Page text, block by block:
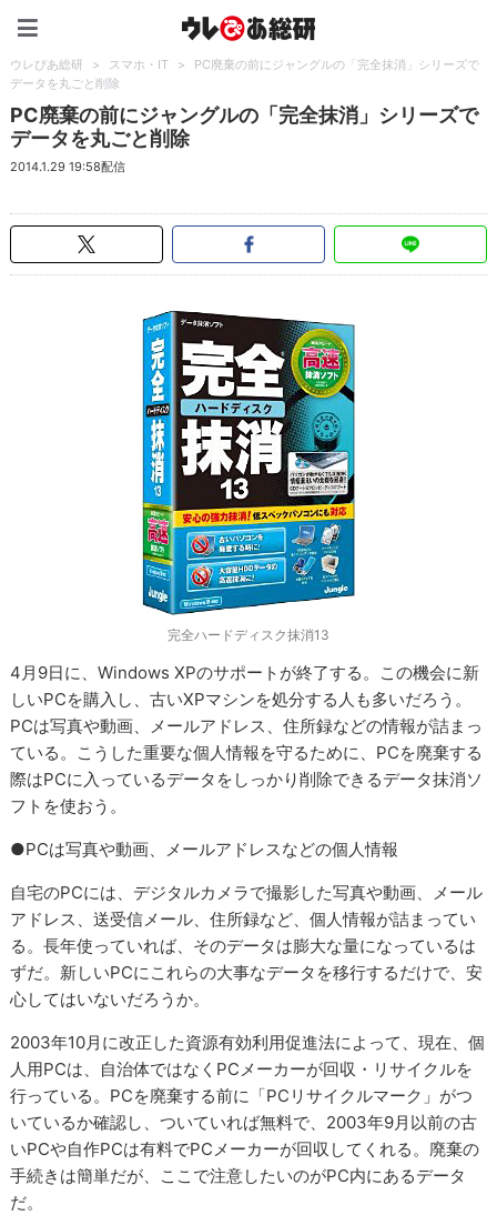
ウレぴあ総研 > スマホ・IT >
PC廃棄の前にジャングルの「完全抹消」シリーズで
データを丸ごと削除
PC廃棄の前にジャングルの「完全抹消」シリーズで
データを丸ごと削除
2014.1.29 19:58配信
完全ハードディスク抹消13
4月9日に、Windows XPのサポートが終了する。この機会に新
しいPCを購入し、古いXPマシンを処分する人も多いだろう。
PCは写真や動画、メールアドレス、住所録などの情報が詰まっ
ている。こうした重要な個人情報を守るために、PCを廃棄する
際はPCに入っているデータをしっかり削除できるデータ抹消ソ
フトを使おう。
●PCは写真や動画、メールアドレスなどの個人情報
自宅のPCには、デジタルカメラで撮影した写真や動画、メール
アドレス、送受信メール、住所録など、個人情報が詰まってい
る。長年使っていれば、そのデータは膨大な量になっているは
ずだ。新しいPCにこれらの大事なデータを移行するだけで、安
心してはいないだろうか。
2003年10月に改正した資源有効利用促進法によって、現在、個
人用PCは、自治体ではなくPCメーカーが回収・リサイクルを
行っている。PCを廃棄する前に「PCリサイクルマーク」がつ
いているか確認し、ついていれば無料で、2003年9月以前の古
いPCや自作PCは有料でPCメーカーが回収してくれる。廃棄の
手続きは簡単だが、ここで注意したいのがPC内にあるデータ
だ。